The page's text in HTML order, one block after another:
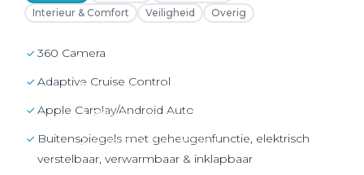
Over elektrisch rijden
Over elektrisch rijden
Bijtelling en belastingvoordelen
Onderhoud en kosten
Shuttel laadoplossingen
Interieur & Comfort
Veiligheid Overig
360 Camera
Adaptive Cruise Control
Apple Carplay/Android Auto
Buitenspiegels met geheugenfunctie, elektrisch
verstelbaar, verwarmbaar & inklapbaar